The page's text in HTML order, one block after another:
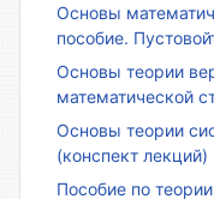
Основы
пособие.
Основы теории
математической
Основы теории
(конспект лекций)
Пособие по